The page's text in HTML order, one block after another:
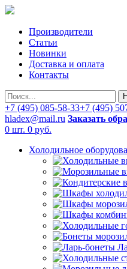
Производители
Статьи
Новинки
Доставка и оплата
Контакты
+7 (495) 085-58-33+7 (495)
hladex@mail.ru Заказать
0 шт. 0 руб.
Холодильное